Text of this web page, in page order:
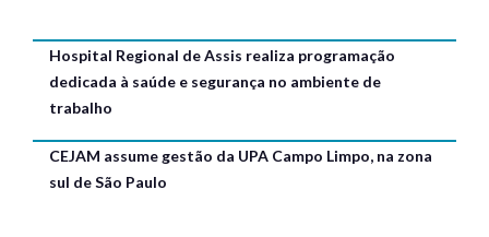
Hospital Regional de Assis realiza programação
dedicada à saúde e segurança no ambiente de
trabalho
CEJAM assume gestão da UPA Campo Limpo, na zona
sul de São Paulo